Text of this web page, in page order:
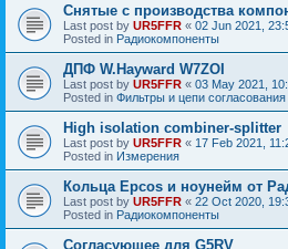
Снятые с производства
Last post by UR5FFR « 02 Jun 2021,
Posted in Радиокомпоненты
ДПФ W.Hayward W7ZOI
Last post by UR5FFR « 03 May 2021,
Posted in Фильтры и цепи
High isolation combiner-splitter
Last post by UR5FFR « 17 Feb 2021,
Posted in Измерения
Кольца Epcos и ноунейм от
Last post by UR5FFR « 22 Oct 2020,
Posted in Радиокомпоненты
Согласующее для G5RV